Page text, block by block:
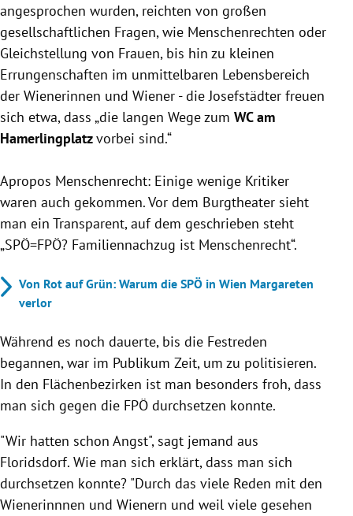
angesprochen wurden, reichten von großen
gesellschaftlichen Fragen, wie Menschenrechten oder
Gleichstellung von Frauen, bis hin zu kleinen
Errungenschaften im unmittelbaren Lebensbereich
der Wienerinnen und Wiener - die Josefstädter freuen
sich etwa, dass „die langen Wege zum WC am
Hamerlingplatzvorbei sind.“
Apropos Menschenrecht: Einige wenige Kritiker
waren auch gekommen. Vor dem Burgtheater sieht
man ein Transparent, auf dem geschrieben steht
„SPÖ=FPÖ? Familiennachzug ist Menschenrecht“.
Von Rot auf Grün: Warum die SPÖ in Wien Margareten
verlor
Während es noch dauerte, bis die Festreden
begannen, war im Publikum Zeit, um zu politisieren.
In den Flächenbezirken ist man besonders froh, dass
man sich gegen die FPÖ durchsetzen konnte.
"Wir hatten schon Angst", sagt jemand aus
Floridsdorf. Wie man sich erklärt, dass man sich
durchsetzen konnte? "Durch das viele Reden mit den
Wienerinnnen und Wienern und weil viele gesehen